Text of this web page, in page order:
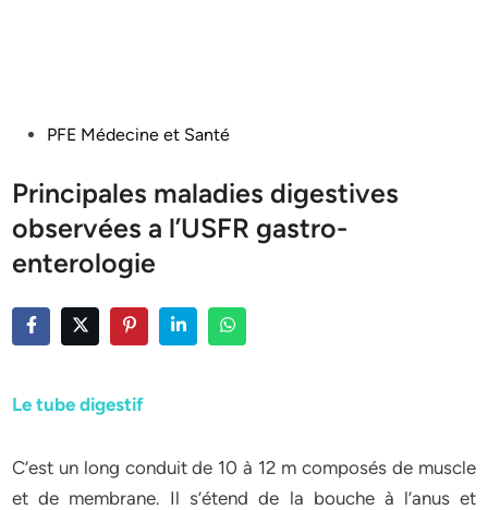
PostedPFE Médecine et Santé
Principales maladies digestives
observées a l’USFR gastro-
enterologie
Le tube digestif
C’est un long conduit de 10 à 12 m composés de muscle
et de membrane. Il s’étend de la bouche à l’anus et